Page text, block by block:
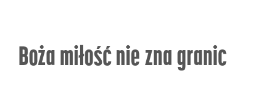
Boża miłość nie zna granic